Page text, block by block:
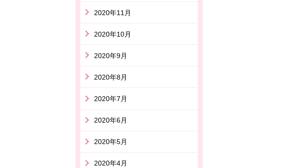
2020年11月
2020年10月
2020年9月
2020年8月
2020年7月
2020年6月
2020年5月
2020年4月